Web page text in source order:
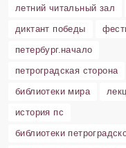
летний читальный зал
диктант победы
петербург.начало
петроградская сторона
библиотеки мира
история пс
библиотеки